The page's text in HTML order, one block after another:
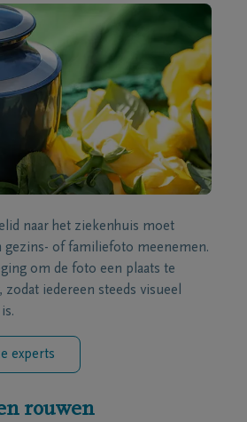
naar het ziekenhuis moet
gezins- of familiefoto meenemen.
om de foto een plaats te
zodat iedereen steeds visueel
experts
rouwen